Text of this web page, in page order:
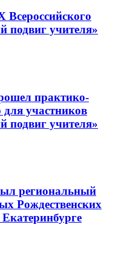
Всероссийского
подвиг учителя»
практико-
участников
подвиг учителя»
региональный
Рождественских